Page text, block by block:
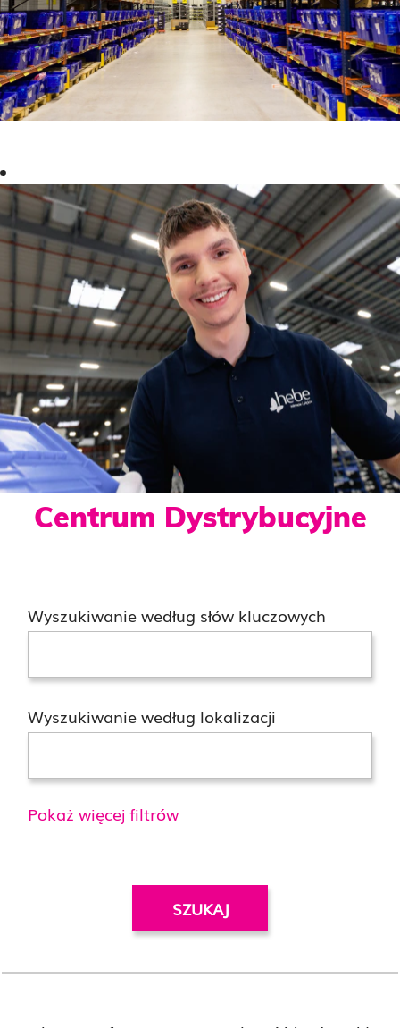
Centrum Dystrybucyjne
Wyszukiwanie według słów kluczowych
Wyszukiwanie według lokalizacji
Pokaż więcej filtrów